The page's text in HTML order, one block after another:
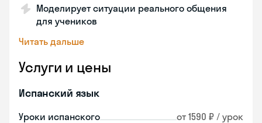
Моделирует ситуации реального общения
для учеников
Читать дальше
Услуги и цены
Испанский язык
Уроки испанского от 1590 ₽ / урок